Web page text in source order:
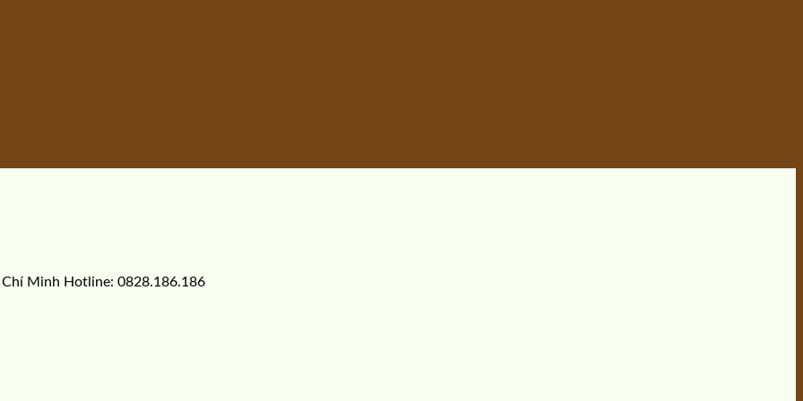
Minh Hotline: 0828.186.186